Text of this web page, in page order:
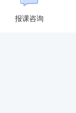
报课咨询